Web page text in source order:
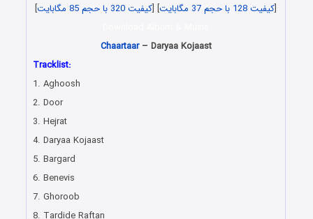
[کیفیت 128 با حجم 37 مگابایت ] [کیفیت 320 با حجم 85 مگابایت
]
Chaartaar– Daryaa Kojaast
Tracklist:
1. Aghoosh
2. Door
3. Hejrat
4. Daryaa Kojaast
5. Bargard
6. Benevis
7. Ghoroob